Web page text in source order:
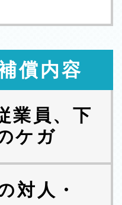
償内容
業員、下
ケガ
対人・